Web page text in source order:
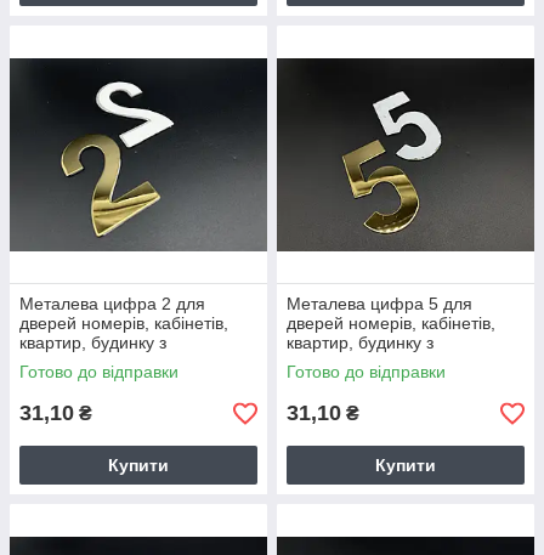
Металева цифра 2 для
дверей номерів, кабінетів,
квартир, будинку з
нержавіючої сталі 8см. Колір
"золото".
Готово до відправки
31,10 ₴
Купити
Металева цифра 5 для
дверей номерів, кабінетів,
квартир, будинку з
нержавіючої сталі 8см. Колір
"золото".
Готово до відправки
31,10 ₴
Купити